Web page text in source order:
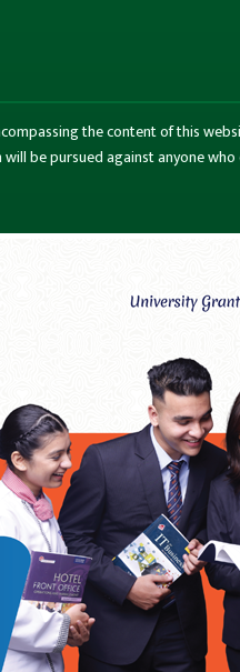
the content of this
be pursued against anyone